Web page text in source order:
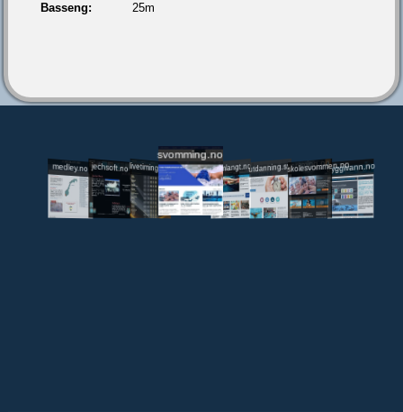
Basseng:
25m
medley.no jechsoft.nolivetiming.medley.no
svomming.no
svomlangt.noutdanning.svomming.no
skolesvommen.notryggivann.no